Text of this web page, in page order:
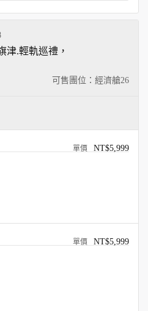
可售團位：經濟艙26
津.輕軌巡禮，
NT$5,999
NT$5,999